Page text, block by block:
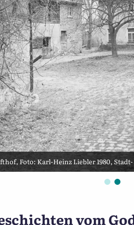
Foto: Karl-Heinz Liebler 1980,
Brunnen
vom